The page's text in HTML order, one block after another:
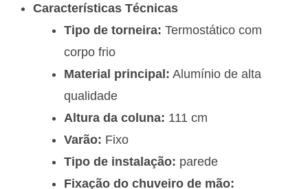
Características Técnicas
Tipo de torneira: Termostático com
corpo frio
Material principal: Alumínio de alta
qualidade
Altura da coluna: 111 cm
Varão: Fixo
Tipo de instalação: parede
Fixação do chuveiro de mão: